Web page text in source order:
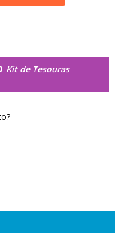
Kit de Tesouras